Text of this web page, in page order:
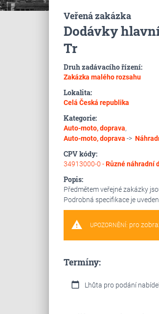
Veřená zakázka
Dodávky
Tr
Druh zadávacího řízení:
Zakázka malého rozsahu
Lokalita:
Celá Česká republika
Kategorie:
Auto-moto, doprava,
Auto-moto, doprava ->
CPV kódy:
34913000-0 -Různé náhradní
Popis:
Předmětem veřejné zakázky
Podrobná specifikace je
warning UPOZORNĚNÍ: pro
Termíny:
calendar_today Lhůta pro podání